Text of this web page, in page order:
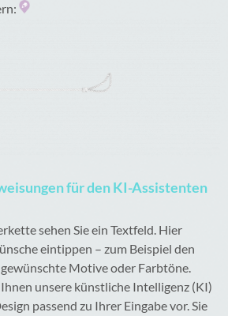
für den KI-Assistenten
sehen Sie ein Textfeld. Hier
eintippen – zum Beispiel den
Motive oder Farbtöne.
unsere künstliche Intelligenz (KI)
passend zu Ihrer Eingabe vor. Sie